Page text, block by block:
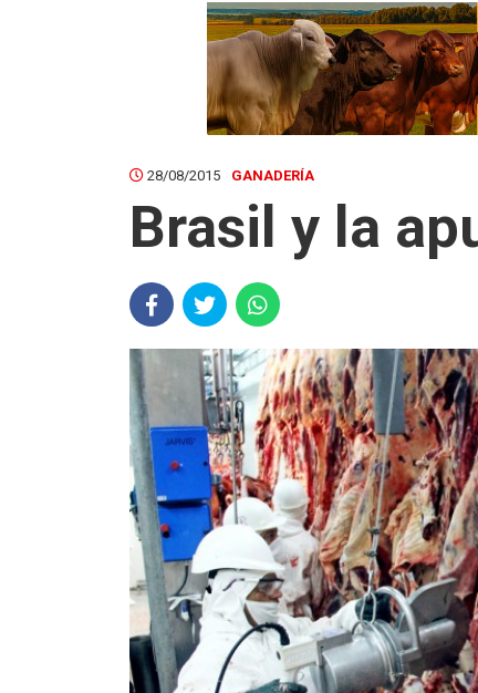
28/08/2015 GANADERÍA
Brasil y la